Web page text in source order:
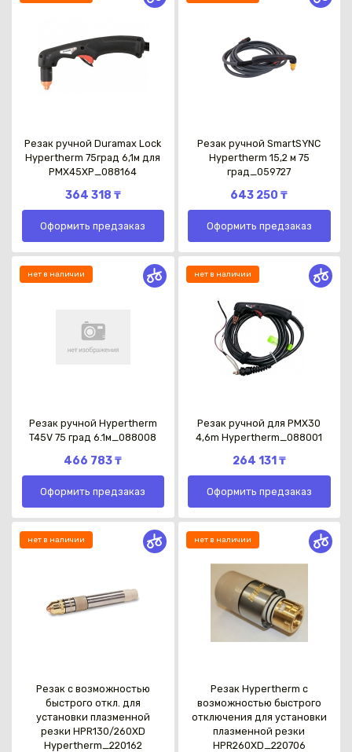
Резак ручной Duramax Lock
Hypertherm 75град 6,1м для
PMX45XP_088164
364 318 ₸
Оформить предзаказ
Резак ручной SmartSYNC
Hypertherm 15,2 м 75
град_059727
643 250 ₸
Оформить предзаказ
нет в наличии
Резак ручной Hypertherm
T45V 75 град 6.1м_088008
466 783 ₸
Оформить предзаказ
нет в наличии
Резак ручной для PMX30
4,6m Hypertherm_088001
264 131 ₸
Оформить предзаказ
нет в наличии
Резак с возможностью
быстрого откл. для
установки плазменной
резки HPR130/260XD
Hypertherm_220162
нет в наличии
Резак Hypertherm с
возможностью быстрого
отключения для установки
плазменной резки
HPR260XD_220706